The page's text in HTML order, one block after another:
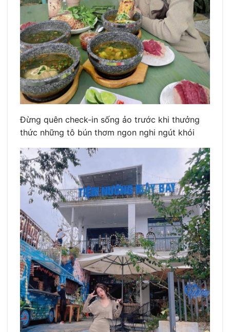
Đừng quên check-in sống ảo trước khi thưởng
thức những tô bún thơm ngon nghi ngút khói